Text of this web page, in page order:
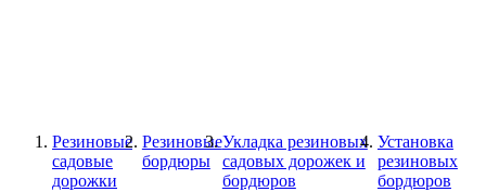
Резиновые
садовые
дорожки
Резиновые
бордюры
Укладка резиновых
садовых дорожек и
бордюров
Установка
резиновых
бордюров